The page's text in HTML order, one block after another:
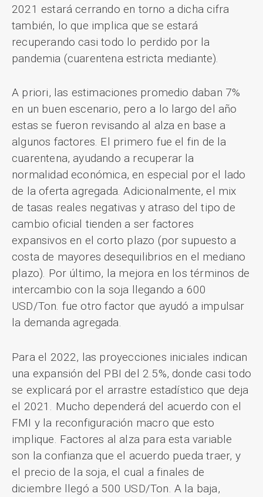
2021 estará cerrando en torno a dicha cifra
también, lo que implica que se estará
recuperando casi todo lo perdido por la
pandemia (cuarentena estricta mediante).
A priori, las estimaciones promedio daban 7%
en un buen escenario, pero a lo largo del año
estas se fueron revisando al alza en base a
algunos factores. El primero fue el fin de la
cuarentena, ayudando a recuperar la
normalidad económica, en especial por el lado
de la oferta agregada. Adicionalmente, el mix
de tasas reales negativas y atraso del tipo de
cambio oficial tienden a ser factores
expansivos en el corto plazo (por supuesto a
costa de mayores desequilibrios en el mediano
plazo). Por último, la mejora en los términos de
intercambio con la soja llegando a 600
USD/Ton. fue otro factor que ayudó a impulsar
la demanda agregada.
Para el 2022, las proyecciones iniciales indican
una expansión del PBI del 2.5%, donde casi todo
se explicará por el arrastre estadístico que deja
el 2021. Mucho dependerá del acuerdo con el
FMI y la reconfiguración macro que esto
implique. Factores al alza para esta variable
son la confianza que el acuerdo pueda traer, y
el precio de la soja, el cual a finales de
diciembre llegó a 500 USD/Ton. A la baja,